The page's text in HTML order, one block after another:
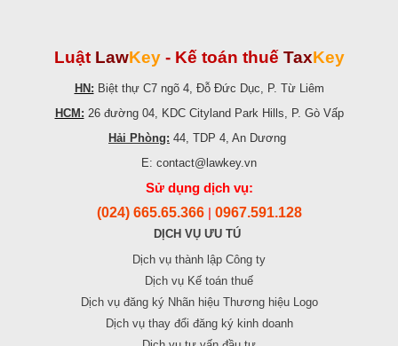
Luật LawKey - Kế toán thuế TaxKey
HN: Biệt thự C7 ngõ 4, Đỗ Đức Dục, P. Từ Liêm
HCM: 26 đường 04, KDC Cityland Park Hills, P. Gò Vấp
Hải Phòng: 44, TDP 4, An Dương
E: contact@lawkey.vn
Sử dụng dịch vụ:
(024) 665.65.366 0967.591.128
DỊCH VỤ ƯU TÚ
Dịch vụ thành lập Công ty
Dịch vụ Kế toán thuế
Dịch vụ đăng ký Nhãn hiệu Thương hiệu Logo
Dịch vụ thay đổi đăng ký kinh doanh